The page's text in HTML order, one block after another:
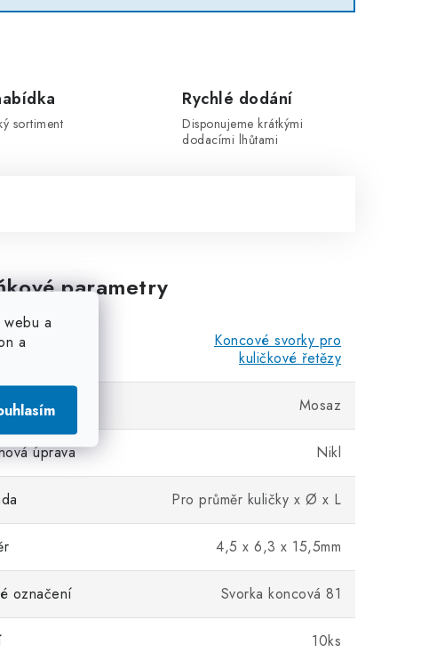
a
a
sortiment
Rychlé dodání
Disponujeme krátkými
dodacími lhůtami
parametry
Koncové svorky pro
kuličkové řetězy
Mosaz
úprava Nikl
Pro průměr kuličky x Ø x L
4,5 x 6,3 x 15,5mm
označení Svorka koncová 81
10ks